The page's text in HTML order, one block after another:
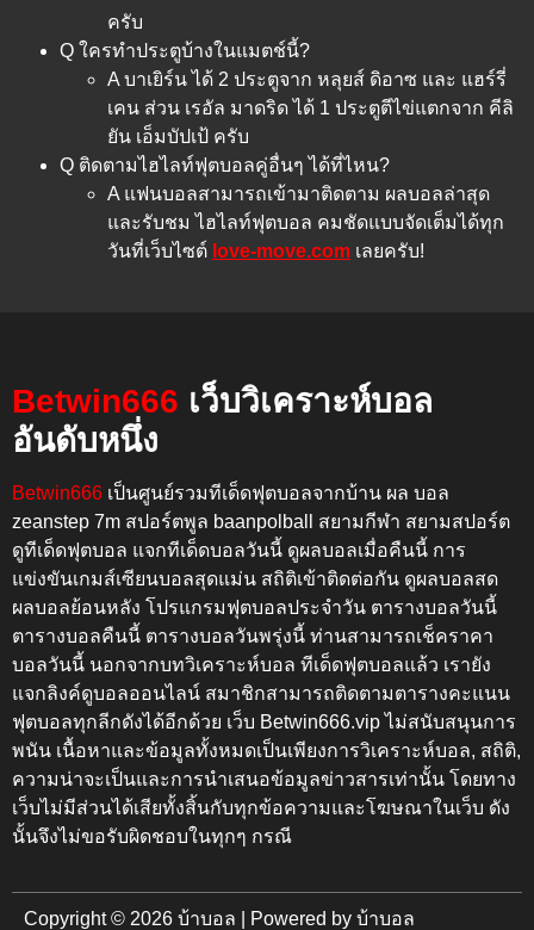
ครับ
Q ใครทำประตูบ้างในแมตช์นี้?
A บาเยิร์น ได้ 2 ประตูจาก หลุยส์ ดิอาซ และ แฮร์รี่
เคน ส่วน เรอัล มาดริด ได้ 1 ประตูตีไข่แตกจาก คีลิ
ยัน เอ็มบัปเป้ ครับ
Q ติดตามไฮไลท์ฟุตบอลคู่อื่นๆ ได้ที่ไหน?
A แฟนบอลสามารถเข้ามาติดตาม ผลบอลล่าสุด
และรับชมไฮไลท์ฟุตบอล คมชัดแบบจัดเต็มได้ทุก
วันที่เว็บไซต์ love-move.com เลยครับ!
Betwin666 เว็บวิเคราะห์บอล
อันดับหนึ่ง
Betwin666 เป็นศูนย์รวมทีเด็ดฟุตบอลจากบ้าน ผล บอล
zeanstep 7m สปอร์ตพูล baanpolball สยามกีฬา สยามสปอร์ต
ดูทีเด็ดฟุตบอล แจกทีเด็ดบอลวันนี้ ดูผลบอลเมื่อคืนนี้ การ
แข่งขันเกมส์เซียนบอลสุดแม่น สถิติเข้าติดต่อกัน ดูผลบอลสด
ผลบอลย้อนหลัง โปรแกรมฟุตบอลประจำวัน ตารางบอลวันนี้
ตารางบอลคืนนี้ ตารางบอลวันพรุ่งนี้ ท่านสามารถเช็คราคา
บอลวันนี้ นอกจากบทวิเคราะห์บอล ทีเด็ดฟุตบอลแล้ว เรายัง
แจกลิงค์ดูบอลออนไลน์ สมาชิกสามารถติดตามตารางคะแนน
ฟุตบอลทุกลีกดังได้อีกด้วย เว็บ Betwin666.vipไม่สนับสนุนการ
พนัน เนื้อหาและข้อมูลทั้งหมดเป็นเพียงการวิเคราะห์บอล, สถิติ,
ความน่าจะเป็นและการนำเสนอข้อมูลข่าวสารเท่านั้น โดยทาง
เว็บไม่มีส่วนได้เสียทั้งสิ้นกับทุกข้อความและโฆษณาในเว็บ ดัง
นั้นจึงไม่ขอรับผิดชอบในทุกๆ กรณี
Copyright © 2026 บ้าบอล | Powered by บ้าบอล